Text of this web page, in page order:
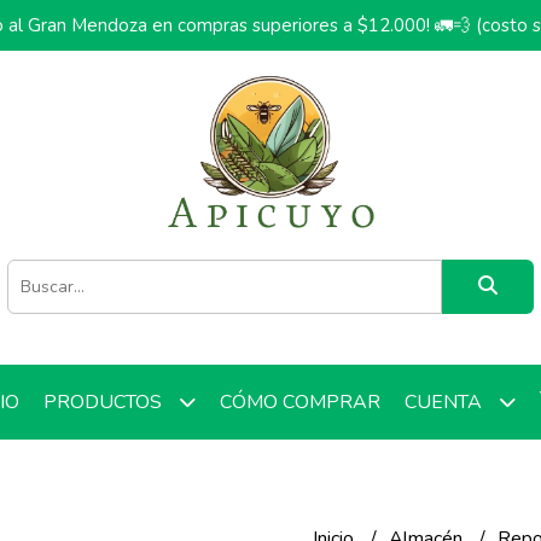
al Gran Mendoza en compras superiores a $12.000! 🚛💨 (costo
PRODUCTOS CÓMO COMPRAR CUENTA